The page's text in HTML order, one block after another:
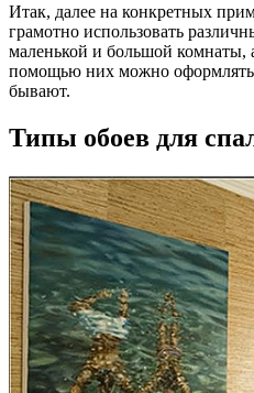
Итак, далее на конкретных
грамотно использовать
маленькой и большой комнаты,
помощью них можно оформлять
бывают.
Типы обоев для